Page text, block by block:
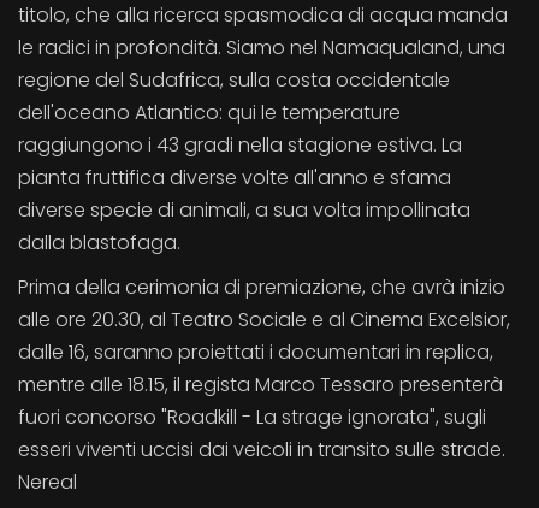
titolo, che alla ricerca spasmodica di acqua manda
le radici in profondità. Siamo nel Namaqualand, una
regione del Sudafrica, sulla costa occidentale
dell'oceano Atlantico: qui le temperature
raggiungono i 43 gradi nella stagione estiva. La
pianta fruttifica diverse volte all'anno e sfama
diverse specie di animali, a sua volta impollinata
dalla blastofaga.
Prima della cerimonia di premiazione, che avrà inizio
alle ore 20.30, al Teatro Sociale e al Cinema Excelsior,
dalle 16, saranno proiettati i documentari in replica,
mentre alle 18.15, il regista Marco Tessaro presenterà
fuori concorso "Roadkill - La strage ignorata", sugli
esseri viventi uccisi dai veicoli in transito sulle strade.
Nereal